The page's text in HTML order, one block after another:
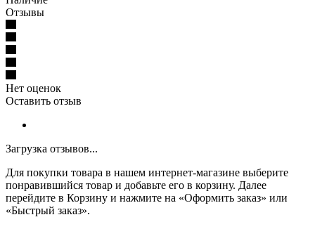
Отзывы
Нет оценок
Оставить отзыв
Загрузка отзывов...
Для покупки товара в нашем интернет-магазине выберите
понравившийся товар и добавьте его в корзину. Далее
перейдите в Корзину и нажмите на «Оформить заказ» или
«Быстрый заказ».